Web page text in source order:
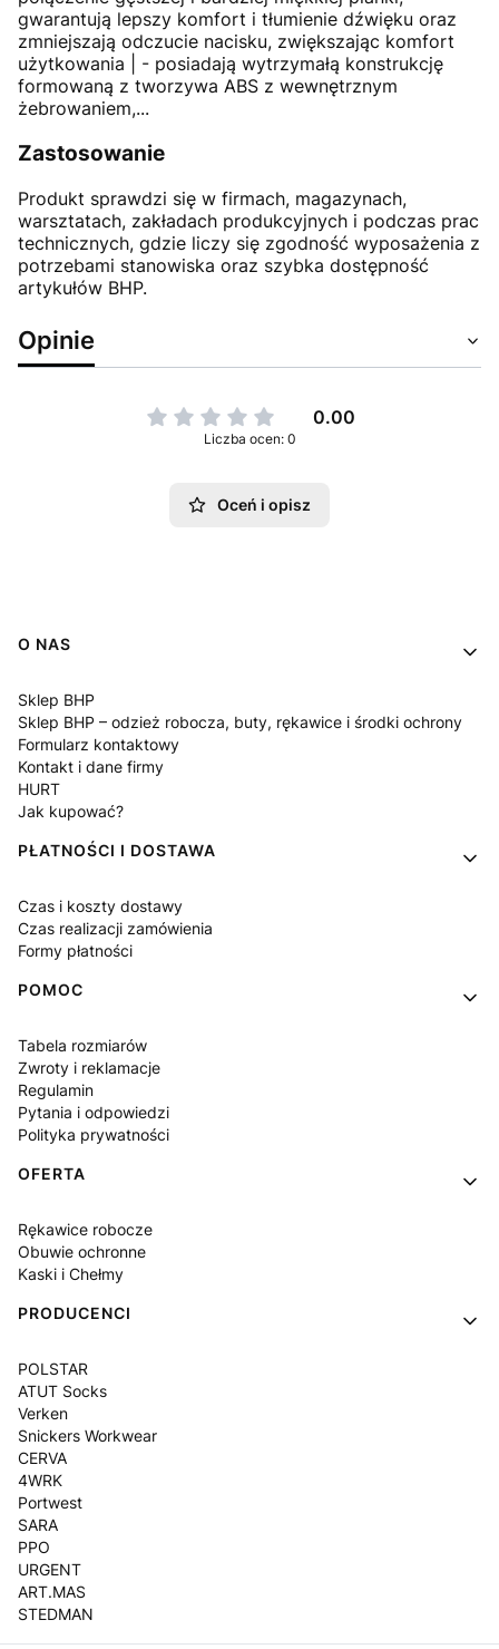
gwarantują lepszy komfort i tłumienie dźwięku oraz
zmniejszają odczucie nacisku, zwiększając komfort
użytkowania | - posiadają wytrzymałą konstrukcję
formowaną z tworzywa ABS z wewnętrznym
żebrowaniem,...
Zastosowanie
Produkt sprawdzi się w firmach, magazynach,
warsztatach, zakładach produkcyjnych i podczas prac
technicznych, gdzie liczy się zgodność wyposażenia z
potrzebami stanowiska oraz szybka dostępność
artykułów BHP.
Opinie
0.00
Liczba ocen: 0
Oceń i opisz
Linki w stopce
O NAS
Sklep BHP
Sklep BHP – odzież robocza, buty, rękawice i środki ochrony
Formularz kontaktowy
Kontakt i dane firmy
HURT
Jak kupować?
PŁATNOŚCI I DOSTAWA
Czas i koszty dostawy
Czas realizacji zamówienia
Formy płatności
POMOC
Tabela rozmiarów
Zwroty i reklamacje
Regulamin
Pytania i odpowiedzi
Polityka prywatności
OFERTA
Rękawice robocze
Obuwie ochronne
Kaski i Chełmy
PRODUCENCI
POLSTAR
ATUT Socks
Verken
Snickers Workwear
CERVA
4WRK
Portwest
SARA
PPO
URGENT
ART.MAS
STEDMAN